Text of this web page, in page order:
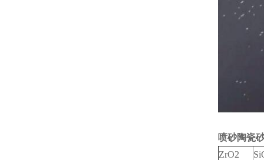
喷砂陶瓷
ZrO2